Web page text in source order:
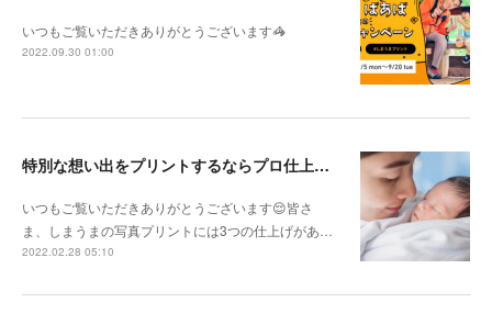
いつもご覧いただきありがとうございます🦓
2022.09.30 01:00
特別な想い出をプリントするならプロ仕上げ！
いつもご覧いただきありがとうございます😌皆さ
ま、しまうまの写真プリントには3つの仕上げがあ…
2022.02.28 05:10